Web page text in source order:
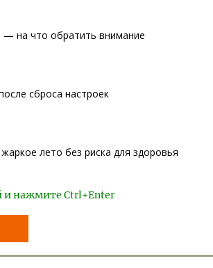
— на что обратить внимание
сброса настроек
лето без риска для здоровья
и нажмите Ctrl+Enter